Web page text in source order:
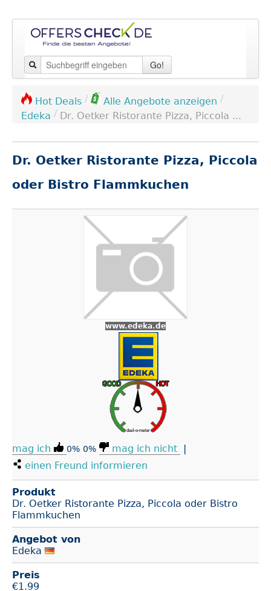
Go!
Hot Deals / Alle Angebote anzeigen /
Edeka / Dr. Oetker Ristorante Pizza, Piccola ...
Dr. Oetker Ristorante Pizza, Piccola
oder Bistro Flammkuchen
www.edeka.de
mag ich 0% 0% mag ich nicht
|
einen Freund informieren
Produkt
Dr. Oetker Ristorante Pizza, Piccola oder Bistro
Flammkuchen
Angebot von
Edeka
Preis
€1.99